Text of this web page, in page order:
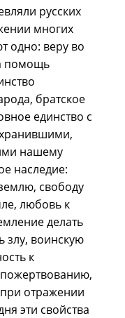
русских
многих
одно: веру во
помощь
братское
единство с
нашему
наследие:
свободу
любовь к
делать
злу, воинскую
к
отражении
эти свойства